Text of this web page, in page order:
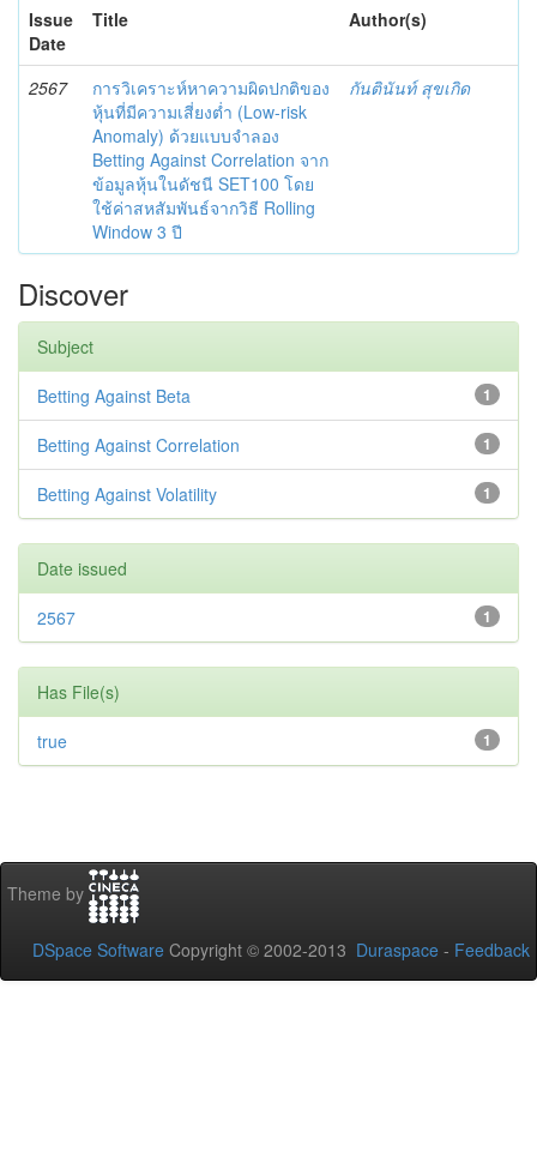
Issue
Date
Title Author(s)
2567
การวิเคราะห์หาความผิดปกติของ
หุ้นที่มีความเสี่ยงต่ำ (Low-risk
Anomaly) ด้วยแบบจำลอง
Betting Against Correlation จาก
ข้อมูลหุ้นในดัชนี SET100 โดย
ใช้ค่าสหสัมพันธ์จากวิธี Rolling
Window 3 ปี
กันตินันท์ สุขเกิด
Discover
Subject
1
Betting Against Beta
1
Betting Against Correlation
1
Betting Against Volatility
Date issued
1
2567
Has File(s)
1
true
Theme by
DSpace Software Copyright © 2002-2013 Duraspace - Feedback